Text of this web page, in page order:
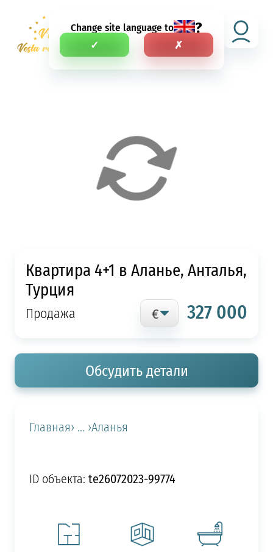
Change site language to ?
✓ ✗
RU
Квартира 4+1 в Аланье, Анталья,
Турция
Продажа 327 000
Обсудить детали
Главная› ... ›Аланья
ID объекта: te26072023-99774